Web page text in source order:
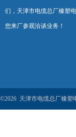
们，天津市电缆总厂橡塑
您来厂参观洽谈业务！
©2026 天津市电缆总厂橡塑